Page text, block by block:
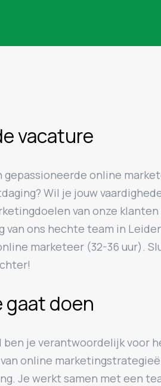
vacature
gepassioneerde online
Wil je jouw
van onze
van ons hechte team in
marketeer (32-36 uur).
gaat doen
ben je verantwoordelijk voor
online
Je werkt samen met een